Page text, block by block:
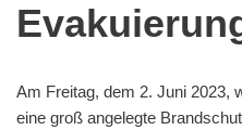
Am Freitag, dem 2. Juni 2023,
eine groß angelegte